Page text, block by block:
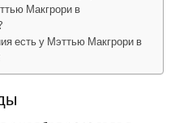
Макгрори в
есть у Мэттью Макгрори в